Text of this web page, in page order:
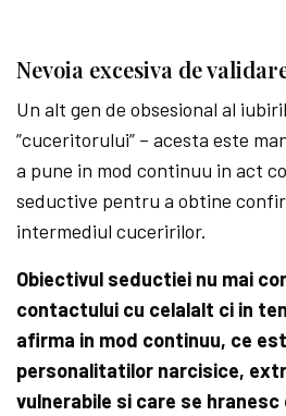
Nevoia excesiva de
Un alt gen de obsesional al
”cuceritorului” – acesta este
a pune in mod continuu in act
seductive pentru a obtine
intermediul cuceririlor.
Obiectivul seductiei nu mai
contactului cu celalalt ci in
afirma in mod continuu, ce
personalitatilor narcisice,
vulnerabile si care se